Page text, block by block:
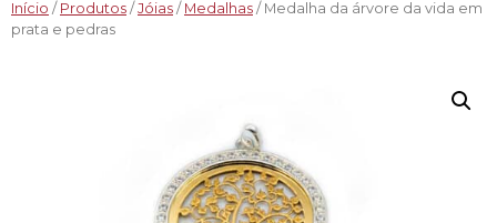
Início / Produtos / Jóias / Medalhas / Medalha da árvore da vida em
prata e pedras